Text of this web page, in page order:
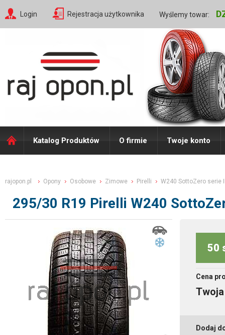
Login Rejestracja użytkownika Wyślemy towar:
Katalog Produktów O firmie Twoje konto
rajopon.pl Opony Osobowe Zimowe Pirelli W240 SottoZero serie
295/30 R19 Pirelli W240
50
Cena
Dodaj